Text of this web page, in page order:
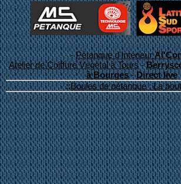
-Pétanque d'Intérieur
Atelier de Coiffure Végétal à Tours-
à Bourges-Direct live
::Boules de pétanque : La